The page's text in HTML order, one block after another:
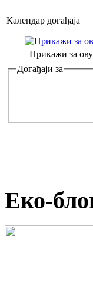
Календар догађаја
Прикажи за
Догађаји за
Еко-